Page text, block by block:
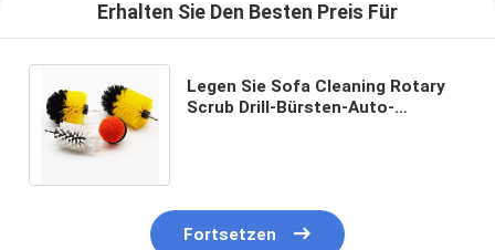
Erhalten Sie Den Besten Preis Für
Legen Sie Sofa Cleaning Rotary
Scrub Drill-Bürsten-Auto-
Fortsetzen